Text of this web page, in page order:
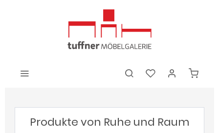
Produkte von Ruhe und Raum